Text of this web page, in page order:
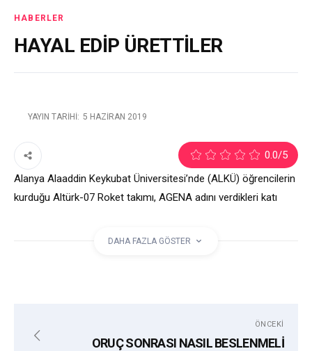
HABERLER
HAYAL EDİP ÜRETTİLER
YAYIN TARIHI: 5 HAZIRAN 2019
0.0/5
Alanya Alaaddin Keykubat Üniversitesi’nde (ALKÜ) öğrencilerin
kurduğu Altürk-07 Roket takımı, AGENA adını verdikleri katı
tasarım roketin benzerlerinden önemli farkı ise havada
DAHA FAZLA GÖSTER
ÖNCEKI
ORUÇ SONRASI NASIL BESLENMELİ